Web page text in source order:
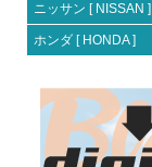
ニッサン [ NISSAN ]
ホンダ [ HONDA ]